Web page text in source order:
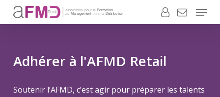
Skip
Menu
Adhérer à l'AFMD Retail
Soutenir l’AFMD, c’estagir pour préparer les talents